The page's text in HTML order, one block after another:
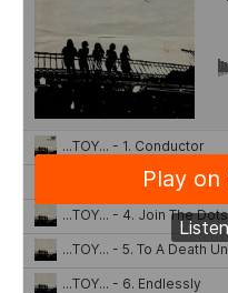
ション
ト
SOCIAL
Twitter